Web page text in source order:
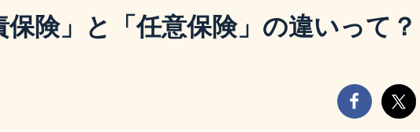
保険」と「任意保険」の違いって？